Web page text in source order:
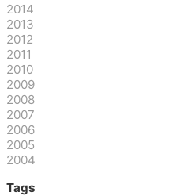
2014
2013
2012
2011
2010
2009
2008
2007
2006
2005
2004
Tags